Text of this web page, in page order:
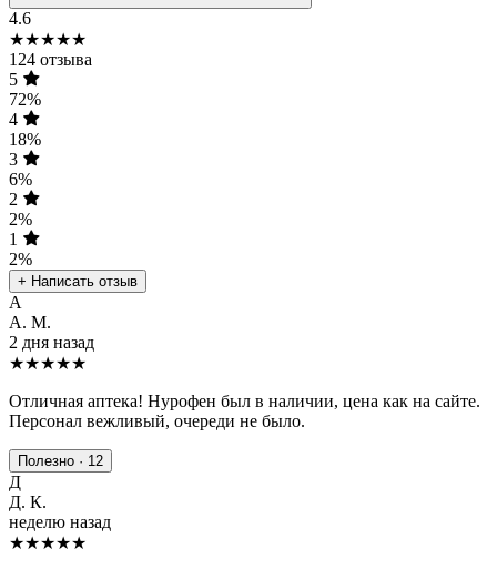
4.6
★★★★★
124 отзыва
5
72%
4
18%
3
6%
2
2%
1
2%
+ Написать отзыв
А
А. М.
2 дня назад
★★★★★
Отличная аптека! Нурофен был в наличии, цена как на сайте.
Персонал вежливый, очереди не было.
Полезно · 12
Д
Д. К.
неделю назад
★★★★★